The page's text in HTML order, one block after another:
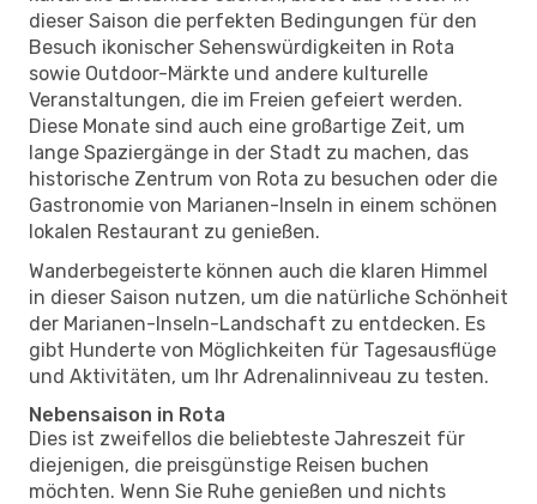
dieser Saison die perfekten Bedingungen für den
Besuch ikonischer Sehenswürdigkeiten in Rota
sowie Outdoor-Märkte und andere kulturelle
Veranstaltungen, die im Freien gefeiert werden.
Diese Monate sind auch eine großartige Zeit, um
lange Spaziergänge in der Stadt zu machen, das
historische Zentrum von Rota zu besuchen oder die
Gastronomie von Marianen-Inseln in einem schönen
lokalen Restaurant zu genießen.
Wanderbegeisterte können auch die klaren Himmel
in dieser Saison nutzen, um die natürliche Schönheit
der Marianen-Inseln-Landschaft zu entdecken. Es
gibt Hunderte von Möglichkeiten für Tagesausflüge
und Aktivitäten, um Ihr Adrenalinniveau zu testen.
Nebensaison in Rota
Dies ist zweifellos die beliebteste Jahreszeit für
diejenigen, die preisgünstige Reisen buchen
möchten. Wenn Sie Ruhe genießen und nichts